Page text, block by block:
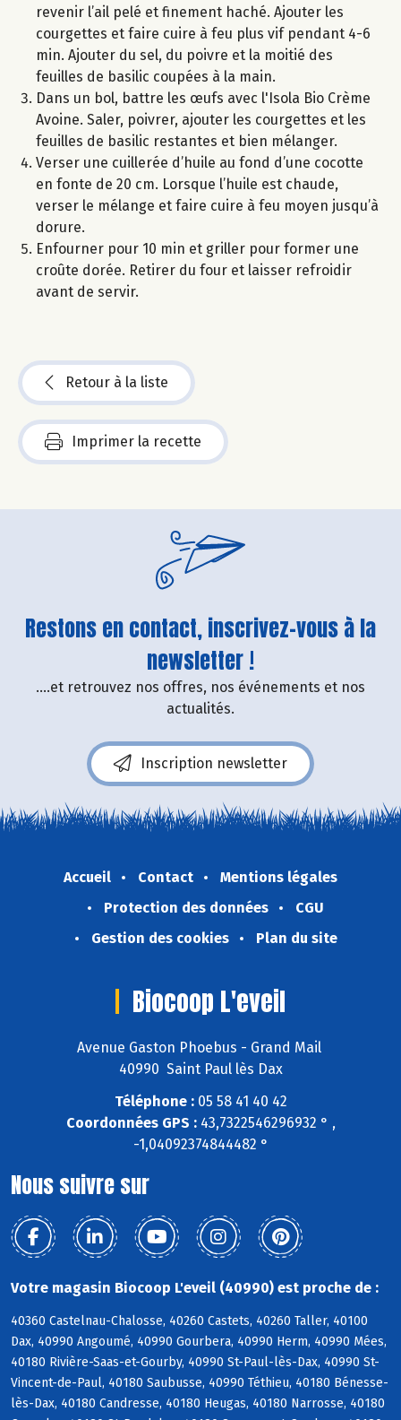
revenir l’ail pelé et finement haché. Ajouter les
courgettes et faire cuire à feu plus vif pendant 4-6
min. Ajouter du sel, du poivre et la moitié des
feuilles de basilic coupées à la main.
Dans un bol, battre les œufs avec l'Isola Bio Crème
Avoine. Saler, poivrer, ajouter les courgettes et les
feuilles de basilic restantes et bien mélanger.
Verser une cuillerée d’huile au fond d’une cocotte
en fonte de 20 cm. Lorsque l’huile est chaude,
verser le mélange et faire cuire à feu moyen jusqu’à
dorure.
Enfourner pour 10 min et griller pour former une
croûte dorée. Retirer du four et laisser refroidir
avant de servir.
Retour à la liste
Imprimer la recette
Restons en contact, inscrivez-vous à la
newsletter !
....et retrouvez nos offres, nos événements et nos
actualités.
Inscription newsletter
Accueil Contact
Mentions légales
Protection des données
CGU
Gestion des cookies
Plan du site
Biocoop L'eveil
Avenue Gaston Phoebus - Grand Mail
40990 Saint Paul lès Dax
Téléphone :05 58 41 40 42
Coordonnées GPS :43,7322546296932 ° ,
-1,04092374844482 °
Nous suivre sur
Votre magasin Biocoop L'eveil (40990) est proche de :
40360 Castelnau-Chalosse, 40260 Castets, 40260 Taller, 40100
Dax, 40990 Angoumé, 40990 Gourbera, 40990 Herm, 40990 Mées,
40180 Rivière-Saas-et-Gourby, 40990 St-Paul-lès-Dax, 40990 St-
Vincent-de-Paul, 40180 Saubusse, 40990 Téthieu, 40180 Bénesse-
lès-Dax, 40180 Candresse, 40180 Heugas, 40180 Narrosse, 40180